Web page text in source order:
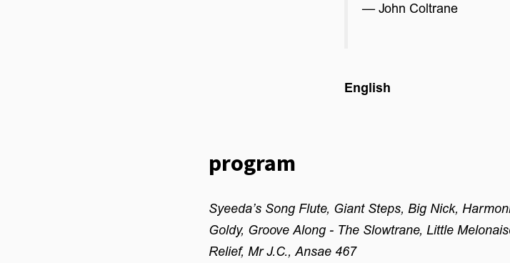
— John Coltrane
English
program
Syeeda’s Song Flute, Giant Steps, Big Nick,
Goldy, Groove Along - The Slowtrane, Little
Relief, Mr J.C., Ansae 467